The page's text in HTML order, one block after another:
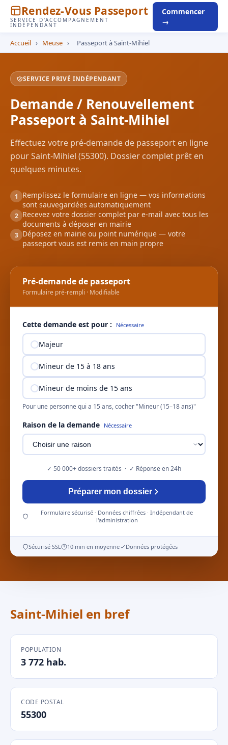
Rendez-Vous Passeport
SERVICE D'ACCOMPAGNEMENT
INDÉPENDANT
Commencer
→
Accueil › Meuse › Passeport à Saint-Mihiel
SERVICE PRIVÉ INDÉPENDANT
Demande / Renouvellement
Passeport à Saint-Mihiel
Effectuez votre pré-demande de passeport en ligne
pour Saint-Mihiel (55300). Dossier complet prêt en
quelques minutes.
1
Remplissez le formulaire en ligne — vos informations
sont sauvegardées automatiquement
2 Recevez votre dossier complet par e-mail avec tous les
documents à déposer en mairie
3 Déposez en mairie ou point numérique — votre
passeport vous est remis en main propre
Pré-demande de passeport
Formulaire pré-rempli · Modifiable
Cette demande est pour : Nécessaire
Majeur
Mineur de 15 à 18 ans
Mineur de moins de 15 ans
Pour une personne qui a 15 ans, cocher "Mineur (15–18 ans)"
Raison de la demande Nécessaire
✓ 50 000+ dossiers traités · ✓ Réponse en 24h
Préparer mon dossier
Formulaire sécurisé · Données chiffrées · Indépendant de
l'administration
Sécurisé SSL 10 min en moyenne Données protégées
Saint-Mihiel en bref
POPULATION
3 772 hab.
CODE POSTAL
55300